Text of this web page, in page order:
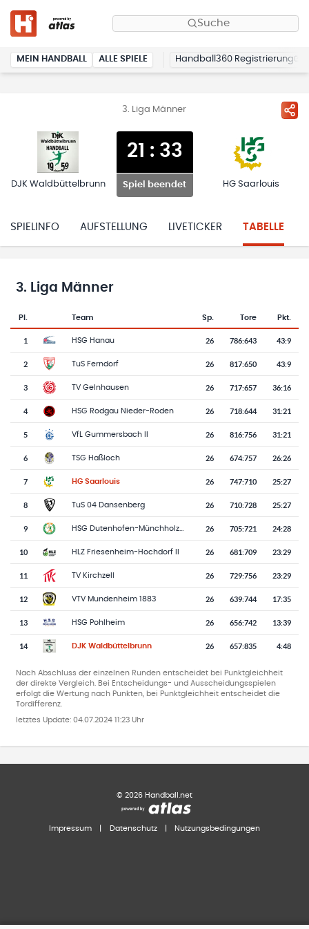
Suche
MEIN HANDBALL ALLE SPIELE Handball360 Registrierung
3. Liga Männer
DJK Waldbüttelbrunn
21 : 33
Spiel beendet HG Saarlouis
SPIELINFO AUFSTELLUNG LIVETICKER TABELLE
3. Liga Männer
Pl.
Team-Logo
Team Sp. Tore Pkt.
1 HSG Hanau 26 786:643 43:9
2 TuS Ferndorf 26 817:650 43:9
3 TV Gelnhausen 26 717:657 36:16
4 HSG Rodgau Nieder-Roden 26 718:644 31:21
5 VfL Gummersbach II 26 816:756 31:21
6 TSG Haßloch 26 674:757 26:26
7 HG Saarlouis 26 747:710 25:27
8 TuS 04 Dansenberg 26 710:728 25:27
9 HSG Dutenhofen-Münchholzhausen II 26 705:721 24:28
10 HLZ Friesenheim-Hochdorf II 26 681:709 23:29
11 TV Kirchzell 26 729:756 23:29
12 VTV Mundenheim 1883 26 639:744 17:35
13 HSG Pohlheim 26 656:742 13:39
14 DJK Waldbüttelbrunn 26 657:835 4:48
Nach Abschluss der einzelnen Runden entscheidet bei Punktgleichheit
der direkte Vergleich. Bei Entscheidungs- und Ausscheidungsspielen
erfolgt die Wertung nach Punkten, bei Punktgleichheit entscheidet die
Tordifferenz.
letztes Update: 04.07.2024 11:23 Uhr
© 2026 Handball.net
Impressum Datenschutz Nutzungsbedingungen